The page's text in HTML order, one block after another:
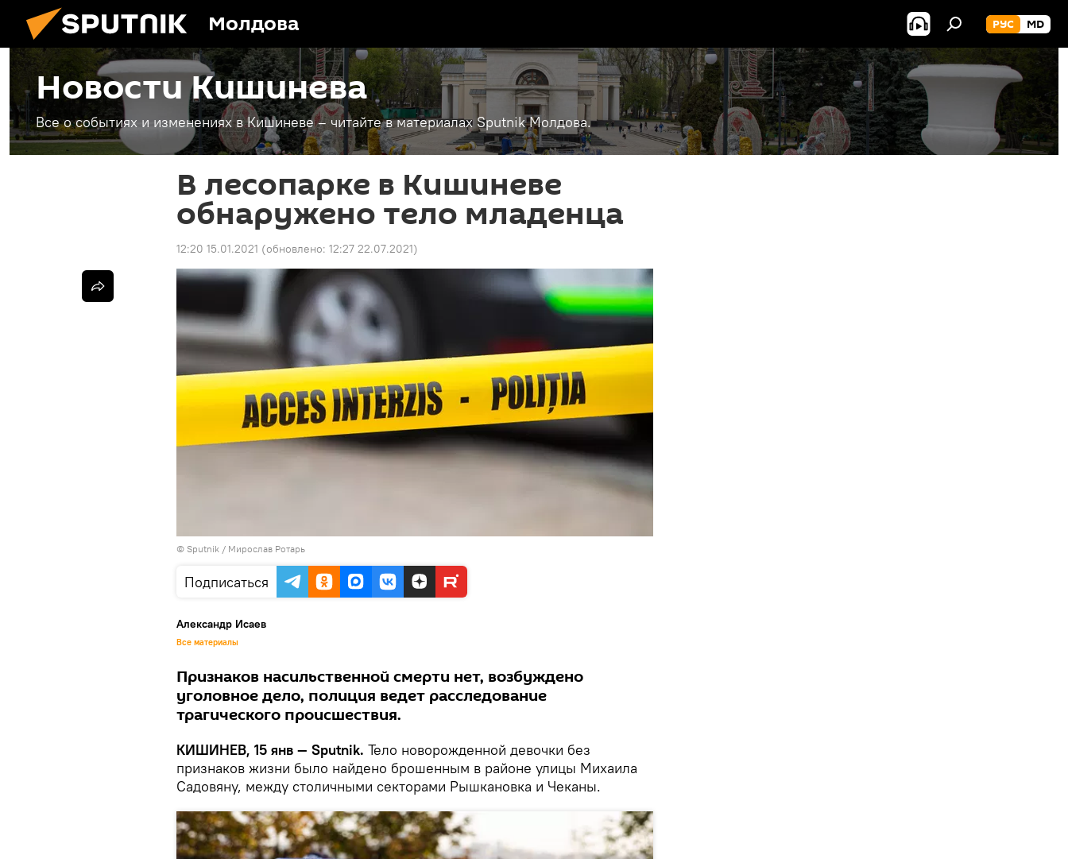
Молдова РУС MD
Новости Кишинева
Все о событиях и изменениях в Кишиневе – читайте в материалах Sputnik Молдова.
В лесопарке в Кишиневе
обнаружено тело младенца
12:20 15.01.2021 (обновлено: 12:27 22.07.2021)
© Sputnik / Мирослав Ротарь
Подписаться
Александр Исаев
Все материалы
Признаков насильственной смерти нет, возбуждено
уголовное дело, полиция ведет расследование
трагического происшествия.
КИШИНЕВ, 15 янв — Sputnik. Тело новорожденной девочки без
признаков жизни было найдено брошенным в районе улицы Михаила
Садовяну, между столичными секторами Рышкановка и Чеканы.